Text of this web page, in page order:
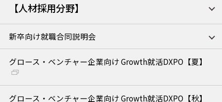
【人材採用分野】
新卒向け就職合同説明会
グロース・ベンチャー企業向け Growth就活DXPO【夏】
グロース・ベンチャー企業向け Growth就活DXPO【秋】